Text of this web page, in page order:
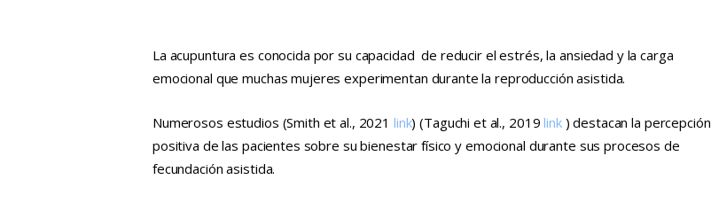
La acupuntura es conocida por su capacidad de reducir el estrés, la ansiedad y la carga
emocional que muchas mujeres experimentan durante la reproducción asistida.
Numerosos estudios (Smith et al., 2021 link) (Taguchi et al., 2019 link) destacan la percepción
positiva de las pacientes sobre su bienestar físico y emocional durante sus procesos de
fecundación asistida.